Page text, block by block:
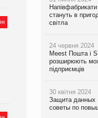
стануть в
світла
24 червня 2024
Meest Пошта і
розширюють
підприємців
30 квітня 2024
Защита данных
советы по